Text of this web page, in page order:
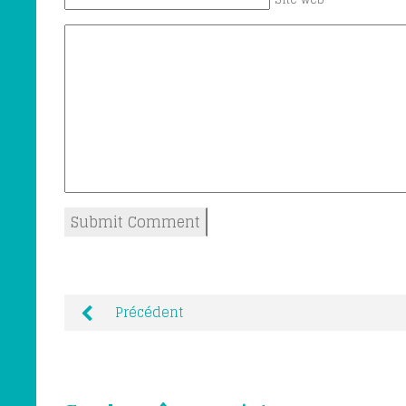
Précédent